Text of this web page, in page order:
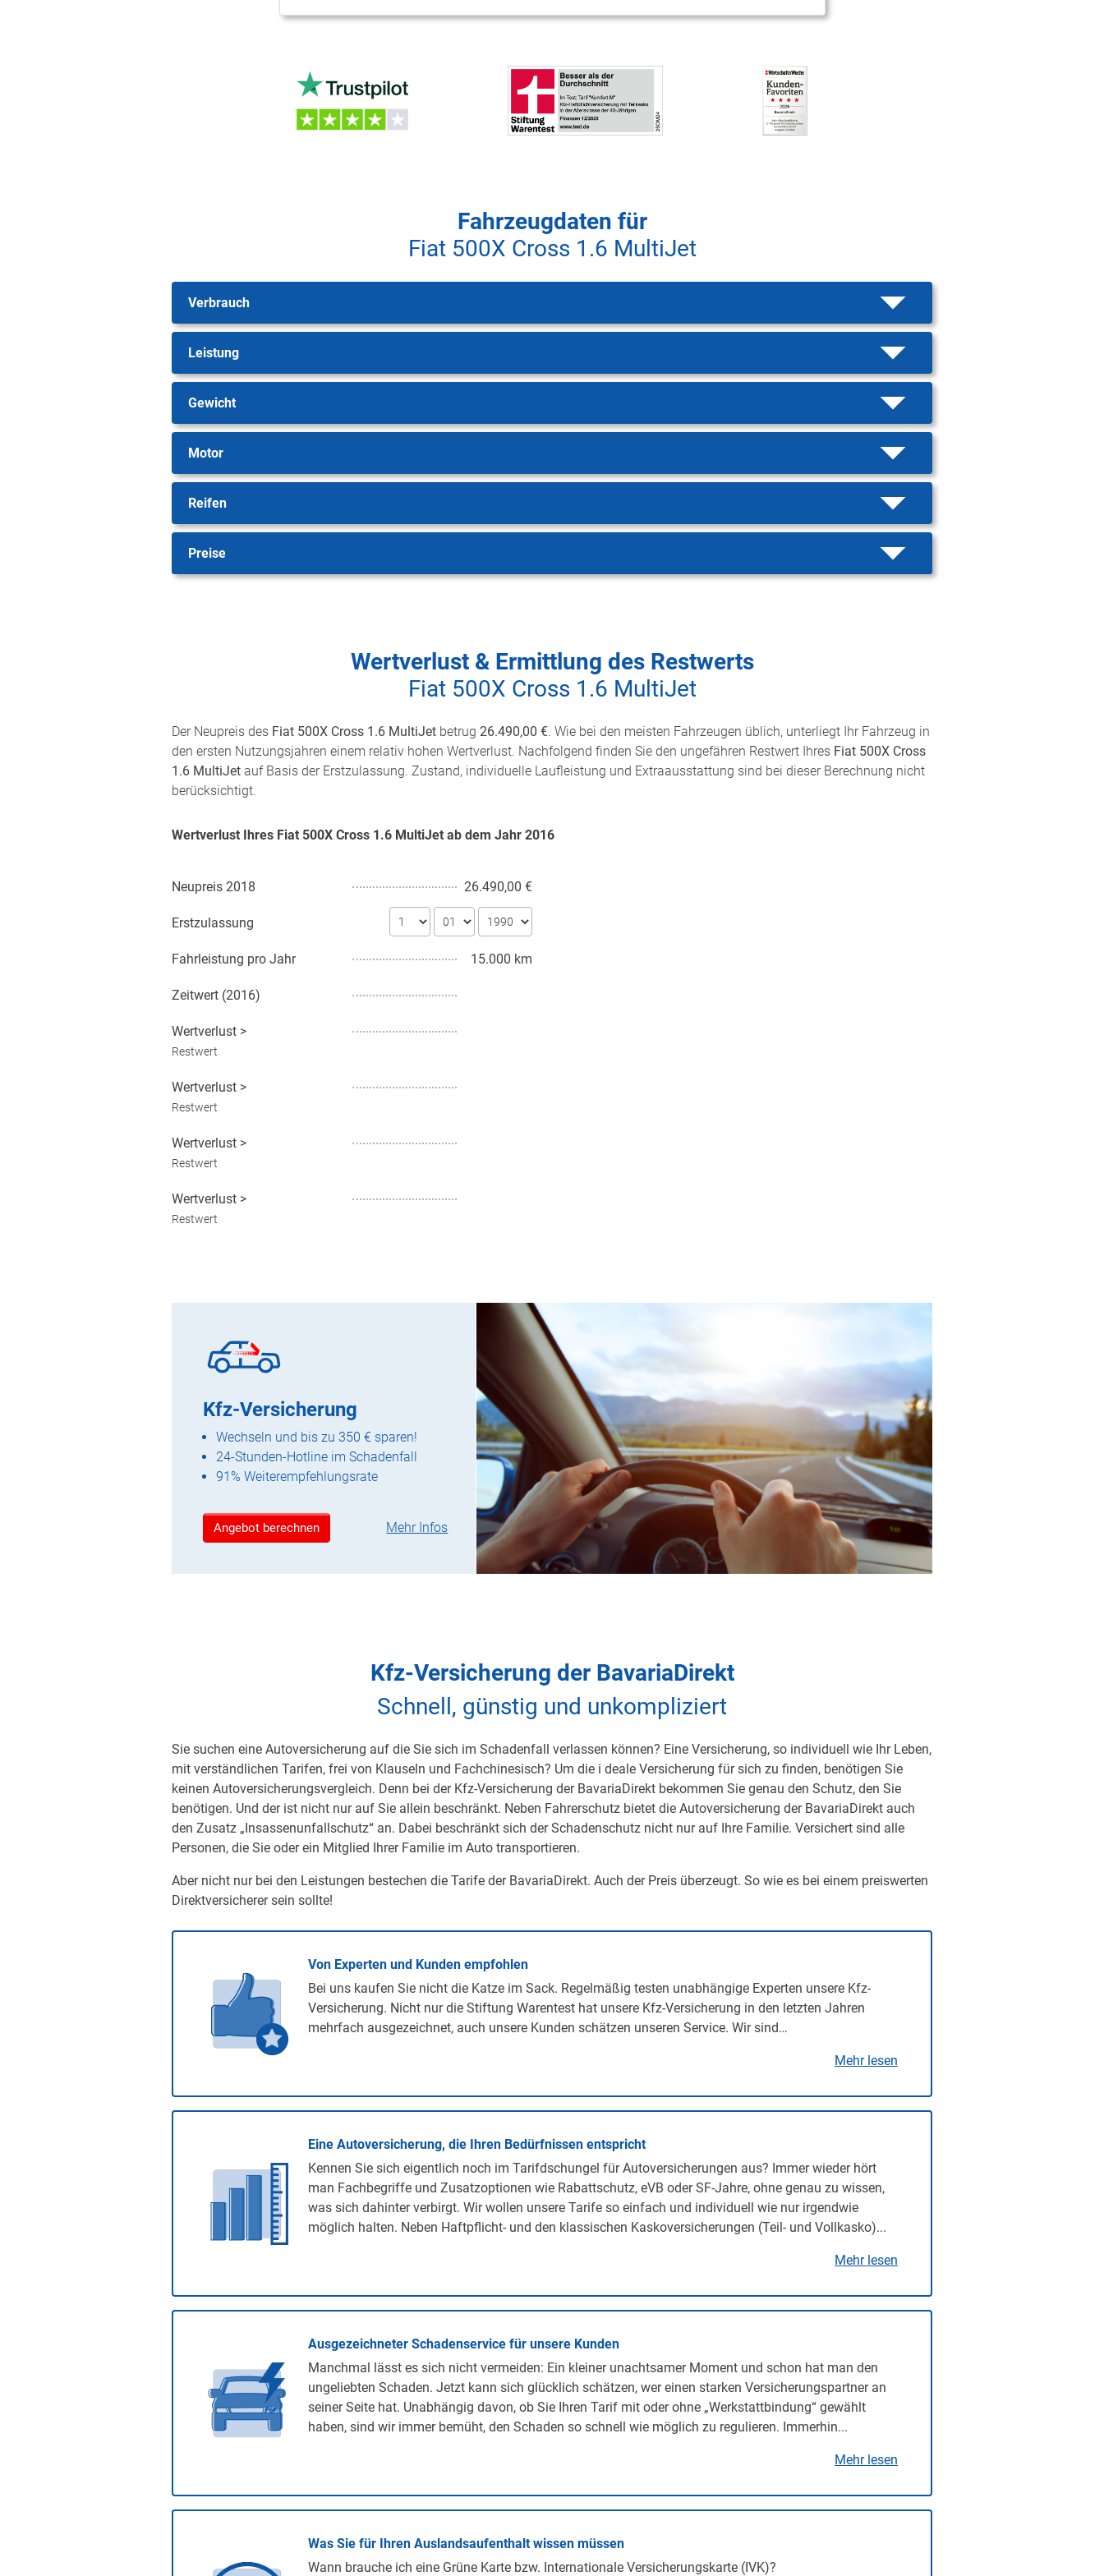
Fahrzeugdaten für
Fiat 500X Cross 1.6 MultiJet
Verbrauch
Leistung
Gewicht
Motor
Reifen
Preise
Wertverlust & Ermittlung des Restwerts
Fiat 500X Cross 1.6 MultiJet
Der Neupreis des Fiat 500X Cross 1.6 MultiJet betrug 26.490,00 €. Wie bei den meisten Fahrzeugen üblich, unterliegt Ihr Fahrzeug in
den ersten Nutzungsjahren einem relativ hohen Wertverlust. Nachfolgend finden Sie den ungefähren Restwert Ihres Fiat 500X Cross
1.6 MultiJet auf Basis der Erstzulassung. Zustand, individuelle Laufleistung und Extraausstattung sind bei dieser Berechnung nicht
berücksichtigt.
Wertverlust Ihres Fiat 500X Cross 1.6 MultiJet ab dem Jahr 2016
Neupreis 2018 26.490,00 €
Erstzulassung
Fahrleistung pro Jahr 15.000 km
Zeitwert (2016)
Wertverlust >
Restwert
Wertverlust >
Restwert
Wertverlust >
Restwert
Wertverlust >
Restwert
Kfz-Versicherung
Wechseln und bis zu 350 € sparen!
24-Stunden-Hotline im Schadenfall
91% Weiterempfehlungsrate
Angebot berechnen Mehr Infos
Kfz-Versicherung der BavariaDirekt
Schnell, günstig und unkompliziert
Sie suchen eine Autoversicherung auf die Sie sich im Schadenfall verlassen können? Eine Versicherung, so individuell wie Ihr Leben,
mit verständlichen Tarifen, frei von Klauseln und Fachchinesisch? Um die i deale Versicherung für sich zu finden, benötigen Sie
keinen Autoversicherungsvergleich. Denn bei der Kfz-Versicherung der BavariaDirekt bekommen Sie genau den Schutz, den Sie
benötigen. Und der ist nicht nur auf Sie allein beschränkt. Neben Fahrerschutz bietet die Autoversicherung der BavariaDirekt auch
den Zusatz „Insassenunfallschutz“ an. Dabei beschränkt sich der Schadenschutz nicht nur auf Ihre Familie. Versichert sind alle
Personen, die Sie oder ein Mitglied Ihrer Familie im Auto transportieren.
Aber nicht nur bei den Leistungen bestechen die Tarife der BavariaDirekt. Auch der Preis überzeugt. So wie es bei einem preiswerten
Direktversicherer sein sollte!
Von Experten und Kunden empfohlen
Bei uns kaufen Sie nicht die Katze im Sack. Regelmäßig testen unabhängige Experten unsere Kfz-
Versicherung. Nicht nur die Stiftung Warentest hat unsere Kfz-Versicherung in den letzten Jahren
mehrfach ausgezeichnet, auch unsere Kunden schätzen unseren Service. Wir sind…
Mehr lesen
Eine Autoversicherung, die Ihren Bedürfnissen entspricht
Kennen Sie sich eigentlich noch im Tarifdschungel für Autoversicherungen aus? Immer wieder hört
man Fachbegriffe und Zusatzoptionen wie Rabattschutz, eVB oder SF-Jahre, ohne genau zu wissen,
was sich dahinter verbirgt. Wir wollen unsere Tarife so einfach und individuell wie nur irgendwie
möglich halten. Neben Haftpflicht- und den klassischen Kaskoversicherungen (Teil- und Vollkasko)...
Mehr lesen
Ausgezeichneter Schadenservice für unsere Kunden
Manchmal lässt es sich nicht vermeiden: Ein kleiner unachtsamer Moment und schon hat man den
ungeliebten Schaden. Jetzt kann sich glücklich schätzen, wer einen starken Versicherungspartner an
seiner Seite hat. Unabhängig davon, ob Sie Ihren Tarif mit oder ohne „Werkstattbindung“ gewählt
haben, sind wir immer bemüht, den Schaden so schnell wie möglich zu regulieren. Immerhin...
Mehr lesen
Was Sie für Ihren Auslandsaufenthalt wissen müssen
Wann brauche ich eine Grüne Karte bzw. Internationale Versicherungskarte (IVK)?